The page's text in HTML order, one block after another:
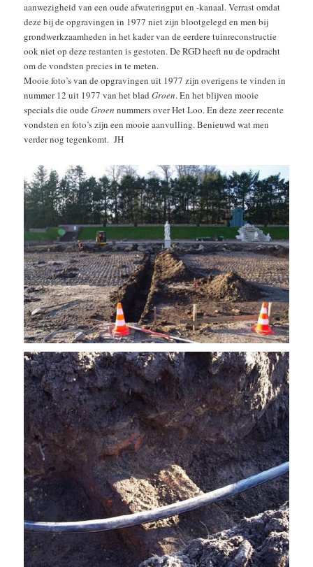
aanwezigheid van een oude afwateringput en -kanaal. Verrast omdat
deze bij de opgravingen in 1977 niet zijn blootgelegd en men bij
grondwerkzaamheden in het kader van de eerdere tuinreconstructie
ook niet op deze restanten is gestoten. De RGD heeft nu de opdracht
om de vondsten precies in te meten.
Mooie foto’s van de opgravingen uit 1977 zijn overigens te vinden in
nummer 12 uit 1977 van het bladGroen. En het blijven mooie
specials die oudeGroen nummers over Het Loo. En deze zeer recente
vondsten en foto’s zijn een mooie aanvulling. Benieuwd wat men
verder nog tegenkomt. JH